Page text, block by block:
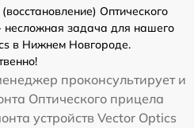
Оптического
несложная задача для нашего
в Нижнем Новгороде.
проконсультирует и
Оптического прицела
устройств Vector Optics